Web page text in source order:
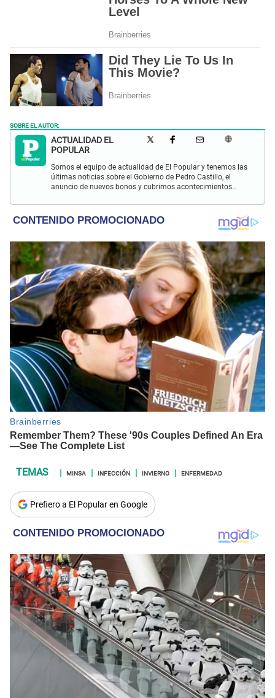
SOBRE EL AUTOR:
ACTUALIDAD EL
POPULAR
Somos el equipo de actualidad de El Popular y tenemos las
últimas noticias sobre el Gobierno de Pedro Castillo, el
anuncio de nuevos bonos y cubrimos acontecimientos
MINSA INFECCIÓN INVIERNO ENFERMEDAD
Prefiero a El Popular en Google